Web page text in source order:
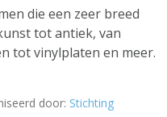
die een zeer breed
tot antiek, van
tot vinylplaten en meer.
door: Stichting